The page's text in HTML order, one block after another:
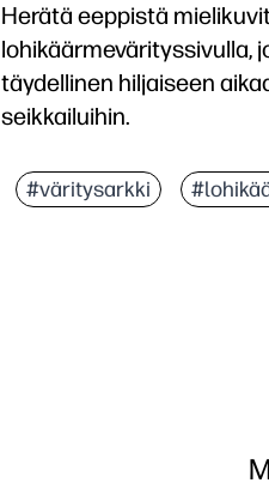
Herätä eeppistä
lohikäärmevärityssivulla,
täydellinen hiljaiseen
seikkailuihin.
Tulostus- ja
#väritysarkki